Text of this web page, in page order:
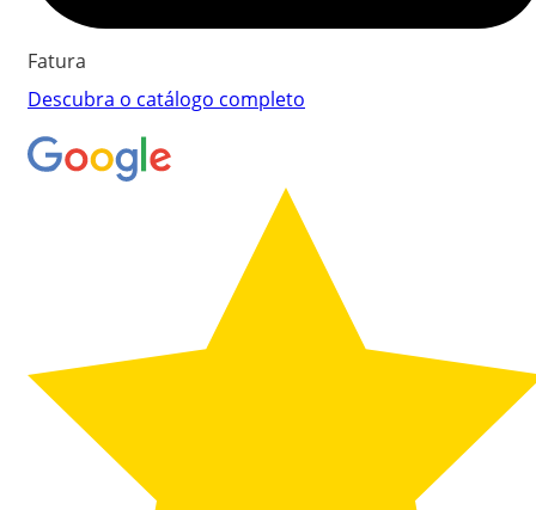
Fatura
Descubra o catálogo completo